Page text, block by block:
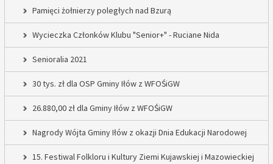
Pamięci żołnierzy poległych nad Bzurą
Wycieczka Członków Klubu "Senior+" - Ruciane Nida
Senioralia 2021
30 tys. zł dla OSP Gminy Iłów z WFOŚiGW
26.880,00 zł dla Gminy Iłów z WFOŚiGW
Nagrody Wójta Gminy Iłów z okazji Dnia Edukacji Narodowej
15. Festiwal Folkloru i Kultury Ziemi Kujawskiej i Mazowieckiej